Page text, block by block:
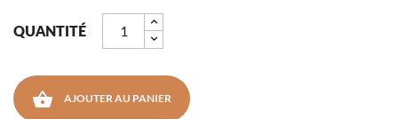
QUANTITÉ
 AJOUTER AU PANIER